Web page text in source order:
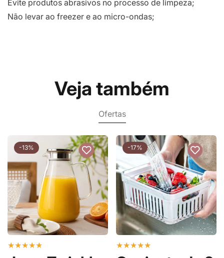
Evite produtos abrasivos no processo de limpeza;
Não levar ao freezer e ao micro-ondas;
Veja também
Ofertas
-13%
★★★★★
-17%
★★★★★